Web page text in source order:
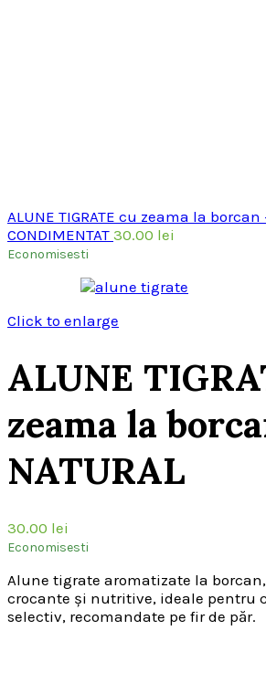
ALUNE TIGRATE cu zeama la borcan
CONDIMENTAT 30.00 lei
Economisesti
Click to enlarge
ALUNE
zeama la
NATURAL
30.00 lei
Economisesti
Alune tigrate aromatizate la borcan,
crocante și nutritive, ideale pentru
selectiv, recomandate pe fir de păr.